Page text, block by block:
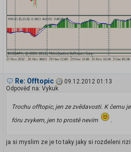
Re: Offtopic
09.12.2012 01:13
Odpověď na: Vykuk
Trochu offtopic, jen ze zvědavosti. K čemu
fóru zvykem, jen to prostě nevím
.
ja si myslim ze je to taky jaky si rozdeleni